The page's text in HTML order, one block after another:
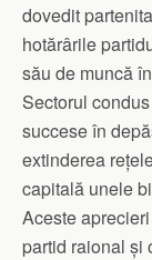
dovedit
hotărârile
său de muncă
Sectorul
succese în
extinderea
capitală unele
Aceste
partid raional și